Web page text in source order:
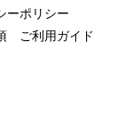
ーポリシー
ご利用ガイド